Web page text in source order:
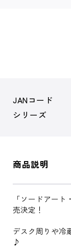
JANコード
シリーズ
商品説明
「ソードアー
売決定！
デスク周りや冷
♪